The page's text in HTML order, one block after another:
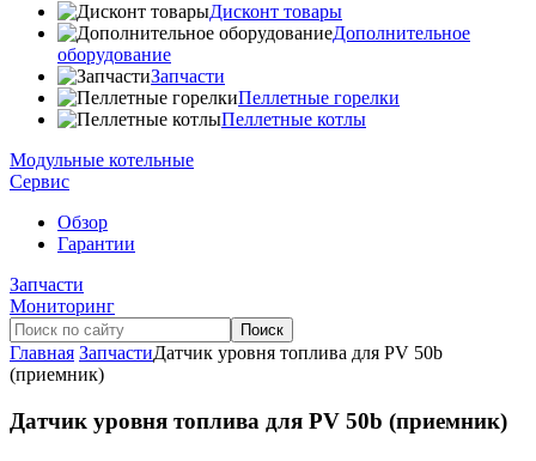
Дисконт товары
Дополнительное
оборудование
Запчасти
Пеллетные горелки
Пеллетные котлы
Модульные котельные
Сервис
Обзор
Гарантии
Запчасти
Мониторинг
Главная ЗапчастиДатчик уровня топлива для PV 50b
(приемник)
Датчик уровня топлива для PV 50b (приемник)